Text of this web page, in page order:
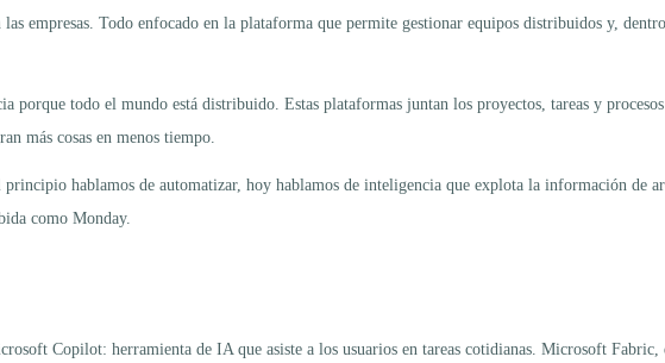
empresas. Todo enfocado en la plataforma que permite gestionar equipos distribuidos y,
porque todo el mundo está distribuido. Estas plataformas juntan los proyectos, tareas y
más cosas en menos tiempo.
hablamos de automatizar, hoy hablamos de inteligencia que explota la información de
como Monday.
Copilot: herramienta de IA que asiste a los usuarios en tareas cotidianas. Microsoft Fabric,